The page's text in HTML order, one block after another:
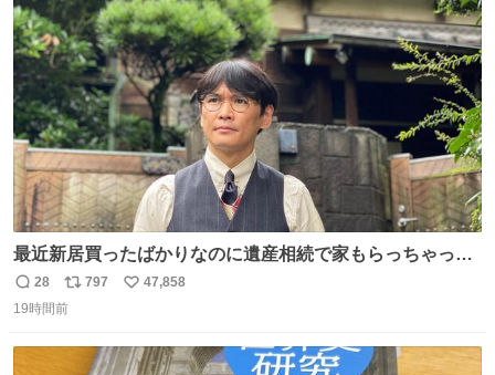
ト
数
数
最近新居買ったばかりなのに遺産相続で家もらっちゃった
長男
返
信
28
リ
ポ
797
い
数
47,858
19時間前